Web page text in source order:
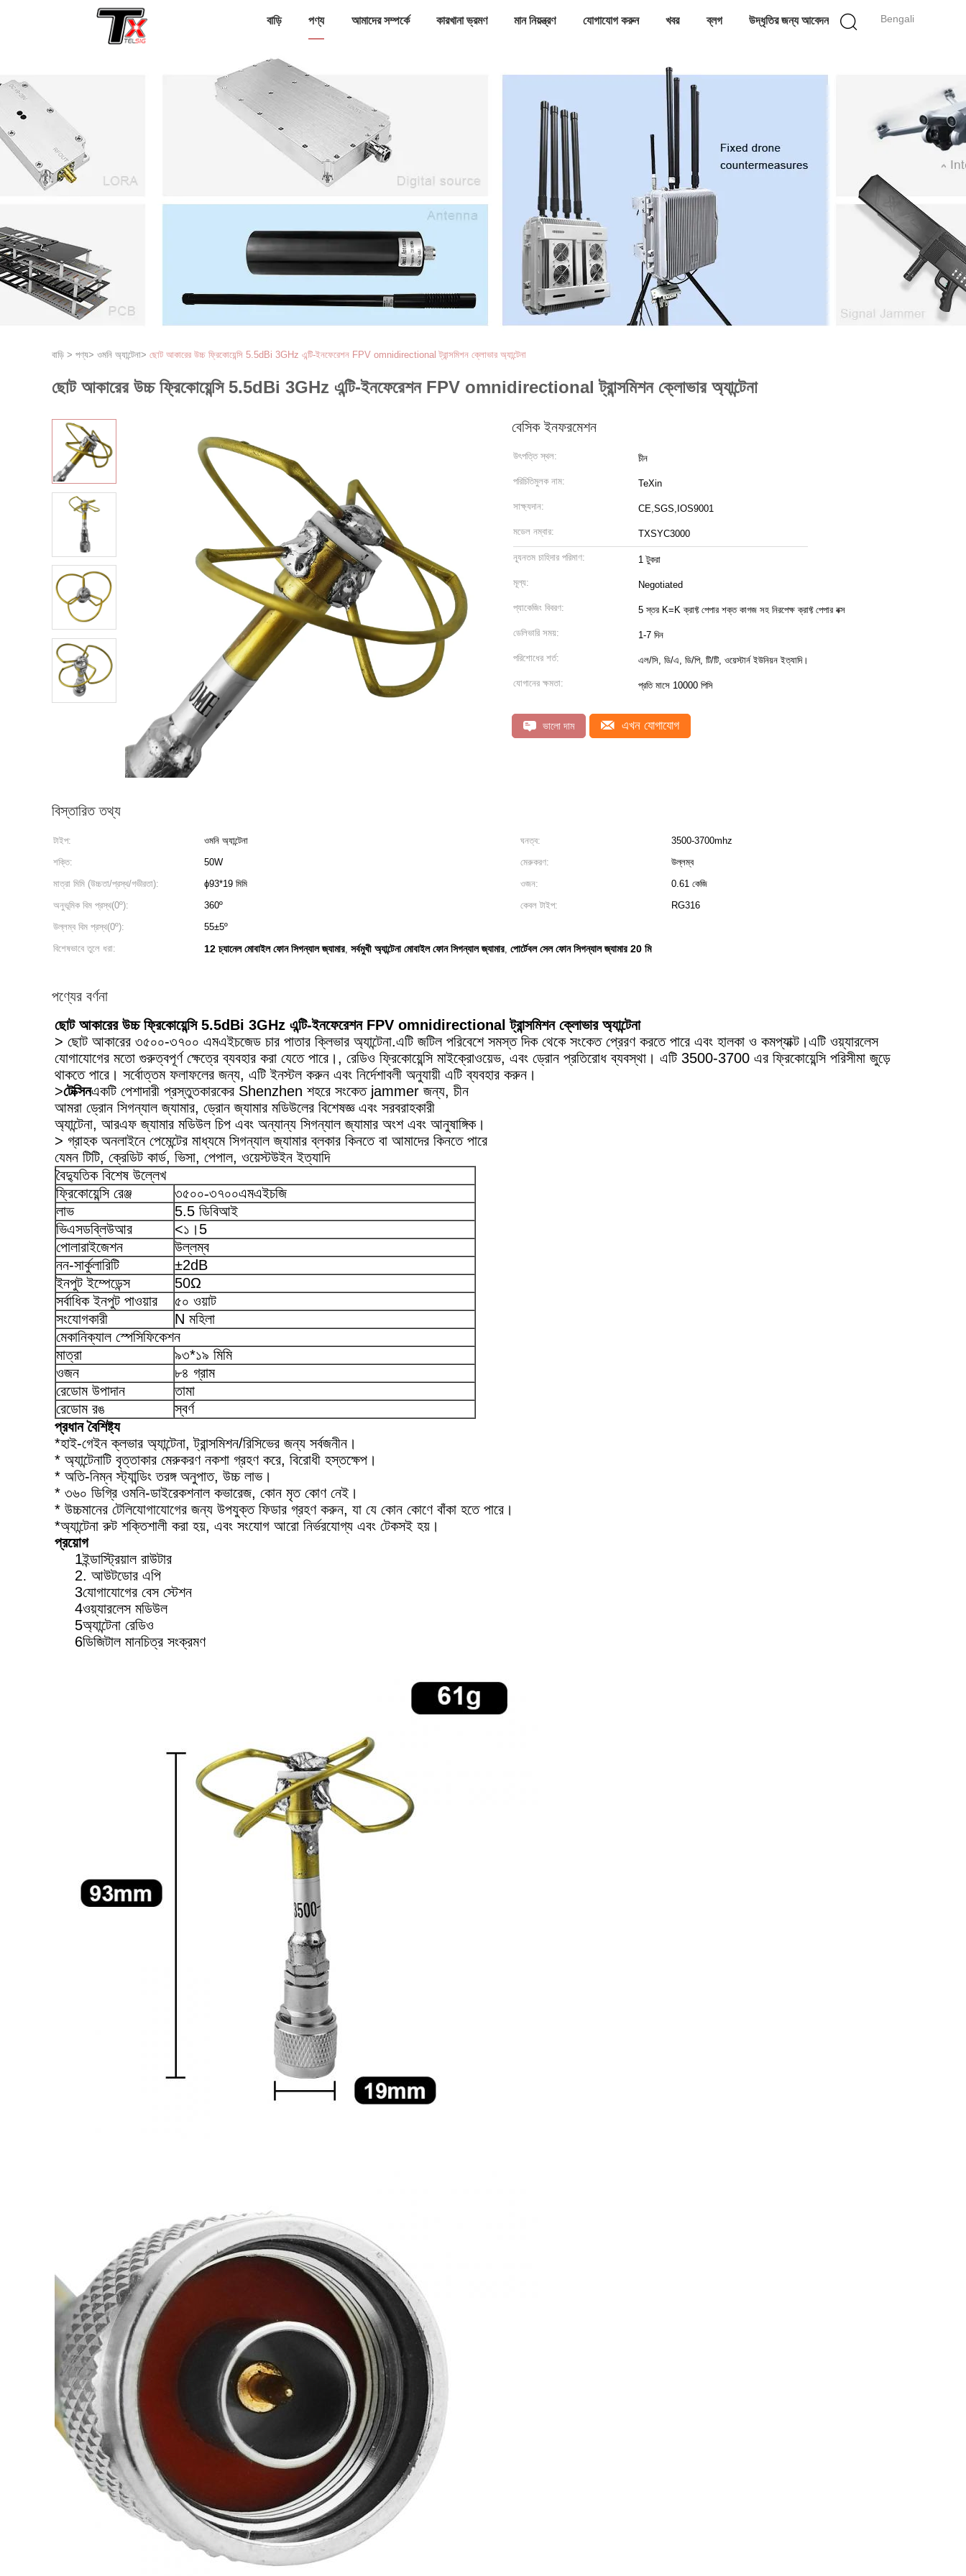
Bengali
বাড়ি পণ্য আমাদের সম্পর্কে কারখানা ভ্রমণ মান নিয়ন্ত্রণ যোগাযোগ করুন খবর ব্লগ উদ্ধৃতির জন্য আবেদন
বাড়ি > পণ্য> ওমনি অ্যান্টেনা> ছোট আকারের উচ্চ ফ্রিকোয়েন্সি 5.5dBi 3GHz এন্টি-ইনফেরেশন FPV omnidirectional ট্রান্সমিশন ক্লোভার অ্যান্টেনা
ছোট আকারের উচ্চ ফ্রিকোয়েন্সি 5.5dBi 3GHz এন্টি-ইনফেরেশন FPV omnidirectional ট্রান্সমিশন ক্লোভার অ্যান্টেনা
বেসিক ইনফরমেশন
উৎপত্তি স্থল: চীন
পরিচিতিমুলক নাম: TeXin
সাক্ষ্যদান: CE,SGS,IOS9001
মডেল নম্বার: TXSYC3000
ন্যূনতম চাহিদার পরিমাণ: 1 টুকরা
মূল্য: Negotiated
প্যাকেজিং বিবরণ: 5 স্তর K=K ক্রাফ্ট পেপার শক্ত কাগজ সহ নিরপেক্ষ ক্রাফ্ট পেপার বক্স
ডেলিভারি সময়: 1-7 দিন
পরিশোধের শর্ত: এল/সি, ডি/এ, ডি/পি, টি/টি, ওয়েস্টার্ন ইউনিয়ন ইত্যাদি।
যোগানের ক্ষমতা: প্রতি মাসে 10000 পিসি
ভালো দাম এখন যোগাযোগ
বিস্তারিত তথ্য
টাইপ: ওমনি অ্যান্টেনা ঘনত্ব:
3500-3700mhz
শক্তি:
50W মেরুকরণ:
উল্লম্ব
মাত্রা মিমি (উচ্চতা/প্রস্থ/গভীরতা):
ɸ93*19 মিমি ওজন:
0.61 কেজি
অনুভূমিক বিম প্রস্থ(0º):
360º কেবল টাইপ:
RG316
উল্লম্ব বিম প্রস্থ(0º):
55±5º
বিশেষভাবে তুলে ধরা:
12 চ্যানেল মোবাইল ফোন সিগন্যাল জ্যামার, সর্বমুখী অ্যান্টেনা মোবাইল ফোন সিগন্যাল জ্যামার, পোর্টেবল সেল ফোন সিগন্যাল জ্যামার 20 মি
পণ্যের বর্ণনা
ছোট আকারের উচ্চ ফ্রিকোয়েন্সি 5.5dBi 3GHz এন্টি-ইনফেরেশন FPV omnidirectional ট্রান্সমিশন ক্লোভার অ্যান্টেনা
> ছোট আকারের ৩৫০০-৩৭০০ এমএইচজেড চার পাতার ক্লিভার অ্যান্টেনা.এটি জটিল পরিবেশে সমস্ত দিক থেকে সংকেত প্রেরণ করতে পারে এবং হালকা ও কমপ্যাক্ট।এটি ওয়্যারলেস
যোগাযোগের মতো গুরুত্বপূর্ণ ক্ষেত্রে ব্যবহার করা যেতে পারে।, রেডিও ফ্রিকোয়েন্সি মাইক্রোওয়েভ, এবং ড্রোন প্রতিরোধ ব্যবস্থা। এটি 3500-3700 এর ফ্রিকোয়েন্সি পরিসীমা জুড়ে
থাকতে পারে। সর্বোত্তম ফলাফলের জন্য, এটি ইনস্টল করুন এবং নির্দেশাবলী অনুযায়ী এটি ব্যবহার করুন।
>টেক্সিনএকটি পেশাদারী প্রস্তুতকারকের Shenzhen শহরে সংকেত jammer জন্য, চীন
আমরা ড্রোন সিগন্যাল জ্যামার, ড্রোন জ্যামার মডিউলের বিশেষজ্ঞ এবং সরবরাহকারী
অ্যান্টেনা, আরএফ জ্যামার মডিউল চিপ এবং অন্যান্য সিগন্যাল জ্যামার অংশ এবং আনুষাঙ্গিক।
> গ্রাহক অনলাইনে পেমেন্টের মাধ্যমে সিগন্যাল জ্যামার ব্লকার কিনতে বা আমাদের কিনতে পারে
যেমন টিটি, ক্রেডিট কার্ড, ভিসা, পেপাল, ওয়েস্টউইন ইত্যাদি
বৈদ্যুতিক বিশেষ উল্লেখ
ফ্রিকোয়েন্সি রেঞ্জ
৩৫০০-৩৭০০এমএইচজি
লাভ
5.5 ডিবিআই
ভিএসডব্লিউআর
<১।5
পোলারাইজেশন
উল্লম্ব
নন-সার্কুলারিটি
±2dB
ইনপুট ইম্পেডেন্স
50Ω
সর্বাধিক ইনপুট পাওয়ার
৫০ ওয়াট
সংযোগকারী
N মহিলা
মেকানিক্যাল স্পেসিফিকেশন
মাত্রা
৯৩*১৯ মিমি
ওজন
৮৪ গ্রাম
রেডোম উপাদান
তামা
রেডোম রঙ
স্বর্ণ
প্রধান বৈশিষ্ট্য
*হাই-গেইন ক্লভার অ্যান্টেনা, ট্রান্সমিশন/রিসিভের জন্য সর্বজনীন।
* অ্যান্টেনাটি বৃত্তাকার মেরুকরণ নকশা গ্রহণ করে, বিরোধী হস্তক্ষেপ।
* অতি-নিম্ন স্ট্যান্ডিং তরঙ্গ অনুপাত, উচ্চ লাভ।
* ৩৬০ ডিগ্রি ওমনি-ডাইরেকশনাল কভারেজ, কোন মৃত কোণ নেই।
* উচ্চমানের টেলিযোগাযোগের জন্য উপযুক্ত ফিডার গ্রহণ করুন, যা যে কোন কোণে বাঁকা হতে পারে।
*অ্যান্টেনা রুট শক্তিশালী করা হয়, এবং সংযোগ আরো নির্ভরযোগ্য এবং টেকসই হয়।
প্রয়োগ
1ইন্ডাস্ট্রিয়াল রাউটার
2. আউটডোর এপি
3যোগাযোগের বেস স্টেশন
4ওয়্যারলেস মডিউল
5অ্যান্টেনা রেডিও
6ডিজিটাল মানচিত্র সংক্রমণ